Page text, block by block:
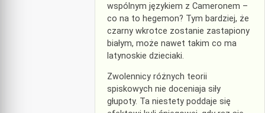
wspólnym językiem z Cameronem –
co na to hegemon? Tym bardziej, że
czarny wkrotce zostanie zastapiony
białym, może nawet takim co ma
latynoskie dzieciaki.
Zwolennicy różnych teorii
spiskowych nie doceniaja siły
głupoty. Ta niestety poddaje się